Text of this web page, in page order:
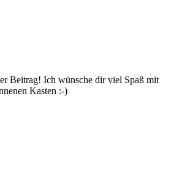
Beitrag! Ich wünsche dir viel Spaß mit
Kasten :-)